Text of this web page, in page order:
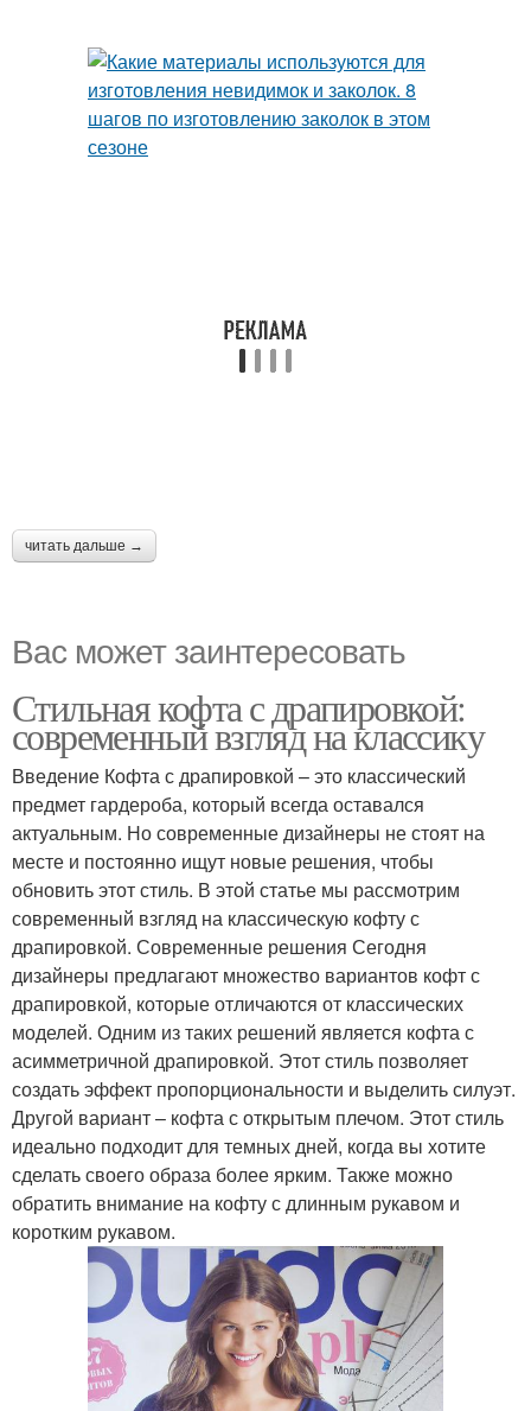
читать дальше →
Вас может заинтересовать
Стильная кофта с драпировкой:
современный взгляд на классику
Введение Кофта с драпировкой – это классический
предмет гардероба, который всегда оставался
актуальным. Но современные дизайнеры не стоят на
месте и постоянно ищут новые решения, чтобы
обновить этот стиль. В этой статье мы рассмотрим
современный взгляд на классическую кофту с
драпировкой. Современные решения Сегодня
дизайнеры предлагают множество вариантов кофт с
драпировкой, которые отличаются от классических
моделей. Одним из таких решений является кофта с
асимметричной драпировкой. Этот стиль позволяет
создать эффект пропорциональности и выделить силуэт.
Другой вариант – кофта с открытым плечом. Этот стиль
идеально подходит для темных дней, когда вы хотите
сделать своего образа более ярким. Также можно
обратить внимание на кофту с длинным рукавом и
коротким рукавом.